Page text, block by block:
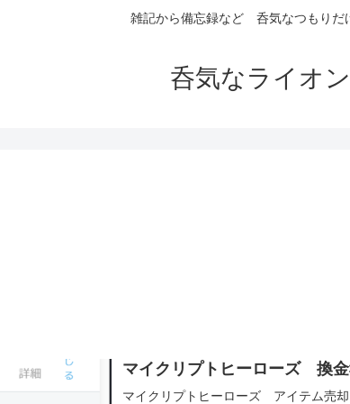
雑記から備忘録など 呑気なつもりだ
呑気なライオ
マイクリプトヒーローズ 換
マイクリプトヒーローズ アイテム売